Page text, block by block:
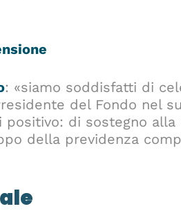
: «siamo soddisfatti di
del Fondo nel
positivo: di sostegno alla
della previdenza